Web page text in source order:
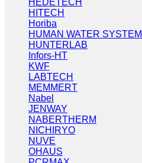
HEDETECH
HITECH
Horiba
HUMAN WATER SYSTEM
HUNTERLAB
Infors-HT
KWF
LABTECH
MEMMERT
Nabel
JENWAY
NABERTHERM
NICHIRYO
NUVE
OHAUS